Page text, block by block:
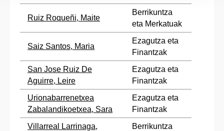
Ruiz Roqueñi, Maite
Berrikuntza
eta Merkatuak
Saiz Santos, Maria
Ezagutza eta
Finantzak
San Jose Ruiz De
Aguirre, Leire
Ezagutza eta
Finantzak
Urionabarrenetxea
Zabalandikoetxea, Sara
Ezagutza eta
Finantzak
Villarreal Larrinaga,
Berrikuntza